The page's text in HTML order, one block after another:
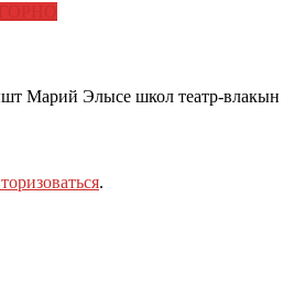
Марий Элысе школ театр-
.